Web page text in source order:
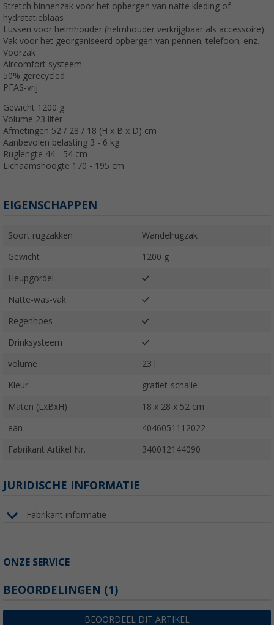
Stretch binnenzak voor het opbergen van natte kleding of
hydratatieblaas
Lussen voor helmhouder (helmhouder verkrijgbaar als accessoire)
Vak voor het georganiseerd opbergen van pennen, telefoon, enz.
Voorzak
Aircomfort systeem
50% gerecycled
PFAS-vrij
Gewicht 1200 g
Volume 23 liter
Afmetingen 52 / 28 / 18 (H x B x D) cm
Aanbevolen belasting 3 - 6 kg
Ruglengte 44 - 54 cm
Lichaamshoogte 170 - 195 cm
EIGENSCHAPPEN
Soort rugzakken Wandelrugzak
Gewicht 1200 g
Heupgordel
Natte-was-vak
Regenhoes
Drinksysteem
volume 23 l
Kleur grafiet-schalie
Maten (LxBxH) 18 x 28 x 52 cm
ean 4046051112022
Fabrikant Artikel Nr. 340012144090
JURIDISCHE INFORMATIE
Fabrikant informatie
ONZE SERVICE
BEOORDELINGEN (1)
BEOORDEEL DIT ARTIKEL